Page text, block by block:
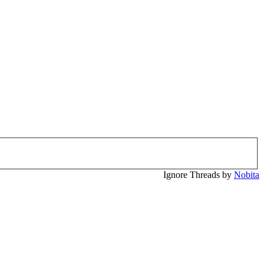
Ignore Threads by Nobita